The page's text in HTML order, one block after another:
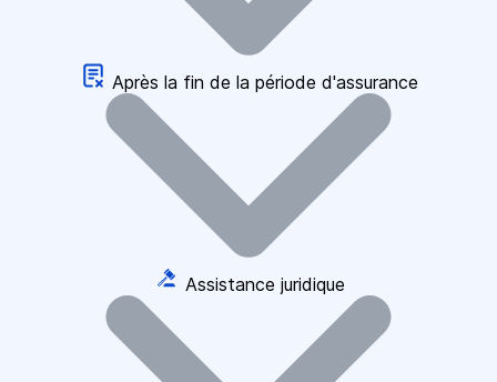
Après la fin de la période d'assurance
Assistance juridique